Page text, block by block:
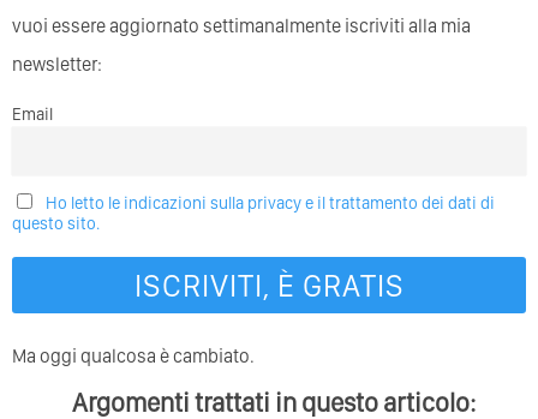
vuoi essere aggiornato settimanalmente iscriviti alla mia
newsletter:
Email
Ho letto le indicazioni sulla privacy e il trattamento dei dati di
questo sito.
Ma oggi qualcosa è cambiato.
Argomenti trattati in questo articolo: